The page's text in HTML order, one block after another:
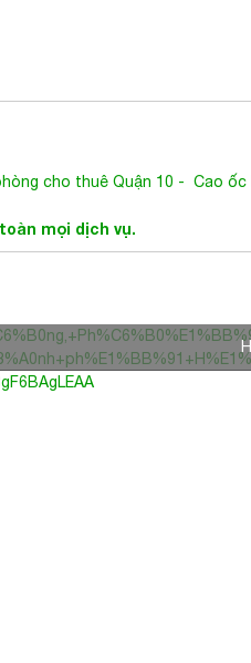
500m, Agribank
cho thuê Quận 10-Cao ốc
mọi dịch vụ.